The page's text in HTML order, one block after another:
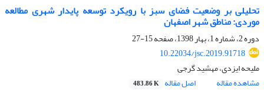
تحلیلی بر وضعیت فضای سبز با رویکرد توسعه پایدار شهری مطالعه
موردی: مناطق شهر اصفهان
دوره 2، شماره 1، بهار 1398، صفحه
15-27
10.22034/jsc.2019.91718
ملیحه ایزدی، مهشید گرجی
مشاهده مقاله
اصل مقاله 483.86 K